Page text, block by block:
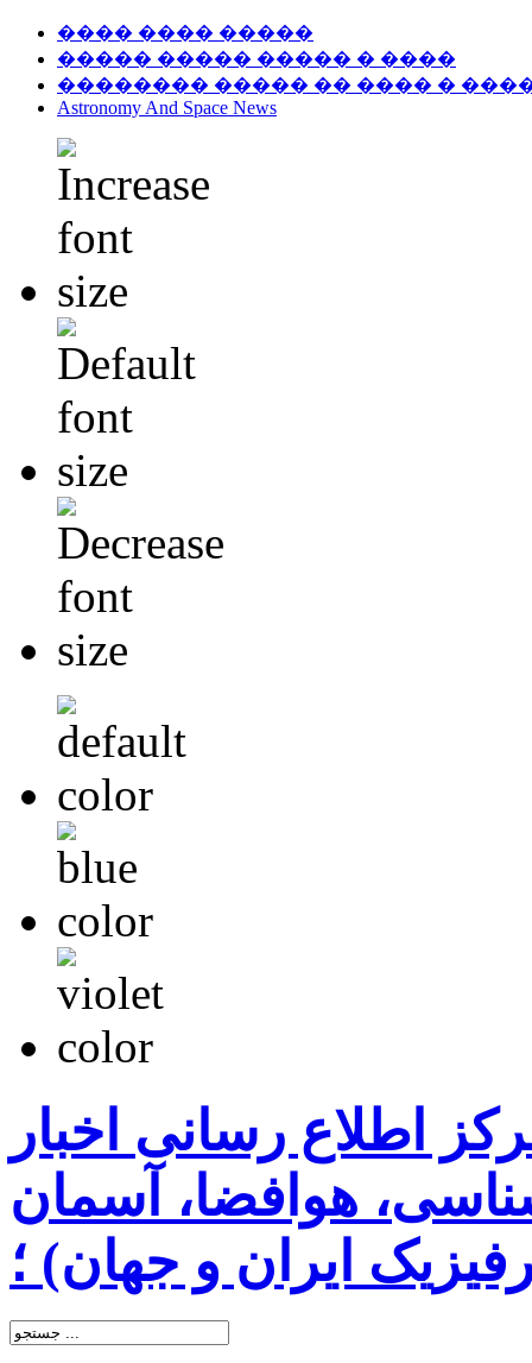
���� ���� �����
����� ����� ����� � ����
�������� ����� �� ���� �
Astronomy And Space News
اطلاع رسانی اخبار
هوافضا، آسمان
ایران و جهان) ؛